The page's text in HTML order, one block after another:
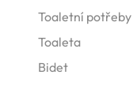
Toaletní potřeby
Toaleta
Bidet